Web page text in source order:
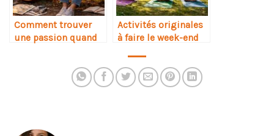
Comment trouver
une passion quand
Activités originales
à faire le week-end